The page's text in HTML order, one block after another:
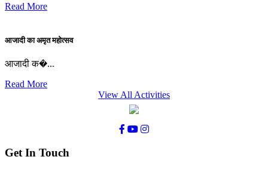
Read More
आजादी का अमृत महोत्सव
आजादी क�...
Read More
View All Activities
Get In Touch